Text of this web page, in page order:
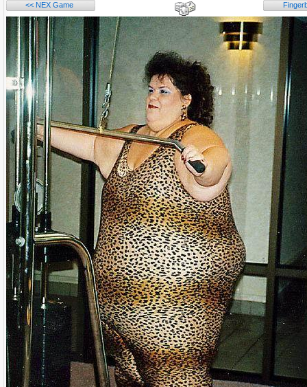
<< NEX Game
Name:
E-Mail-Adresse (optional):
Kommentar: